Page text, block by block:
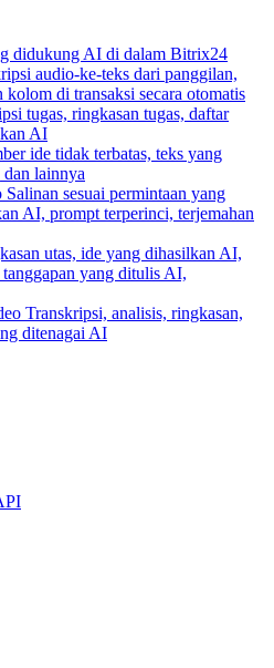
didukung AI di dalam Bitrix24
audio-ke-teks dari panggilan,
di transaksi secara otomatis
tugas, ringkasan tugas, daftar
AI
ide tidak terbatas, teks yang
lainnya
Salinan sesuai permintaan yang
AI, prompt terperinci, terjemahan
utas, ide yang dihasilkan AI,
yang ditulis AI,
Transkripsi, analisis, ringkasan,
ditenagai AI